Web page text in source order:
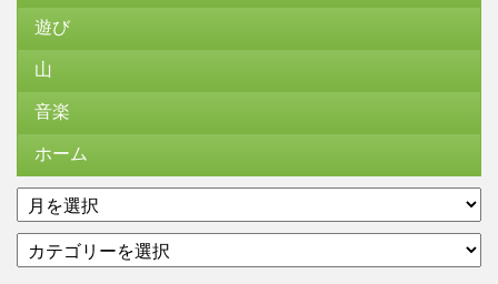
遊び
山
音楽
ホーム
ア
ー
イ
テ